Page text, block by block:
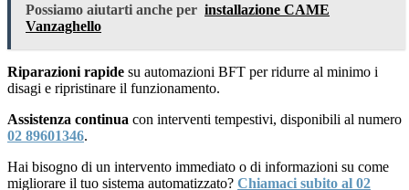
Possiamo aiutarti anche per installazione CAME
Vanzaghello
Riparazioni rapide su automazioni BFT per ridurre al minimo i
disagi e ripristinare il funzionamento.
Assistenza continua con interventi tempestivi, disponibili al numero
02 89601346.
Hai bisogno di un intervento immediato o di informazioni su come
migliorare il tuo sistema automatizzato? Chiamaci subito al 02